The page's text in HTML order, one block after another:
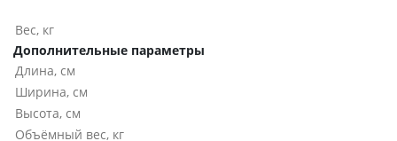
Дополнительные параметры